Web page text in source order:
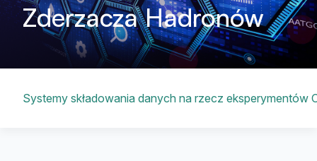
Zderzacza Hadronów
Systemy składowania danych na rzecz eksperymentów